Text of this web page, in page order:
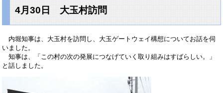
4月30日 大玉村訪問
内堀知事は、大玉村を訪問し、大玉ゲートウェイ構想についてお話を伺
いました。
知事は、「この村の次の発展につなげていく取り組みはすばらしい。」
と話しました。